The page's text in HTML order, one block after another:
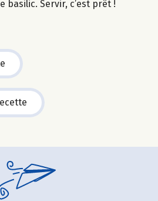
basilic. Servir, c’est prêt !